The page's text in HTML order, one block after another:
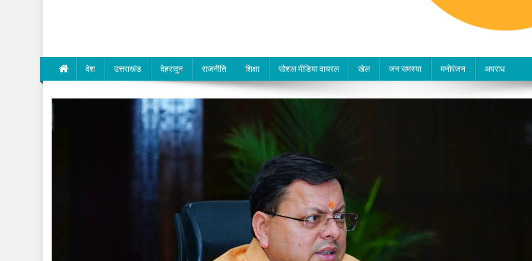
देश उत्तराखंड देहरादून राजनीति शिक्षा सोशल मीडिया वायरल खेल जन समस्या मनोरंजन अपराध